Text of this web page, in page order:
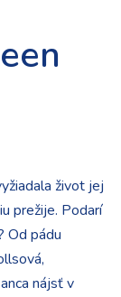
život jej
prežije. Podarí
Od pádu
nájsť v